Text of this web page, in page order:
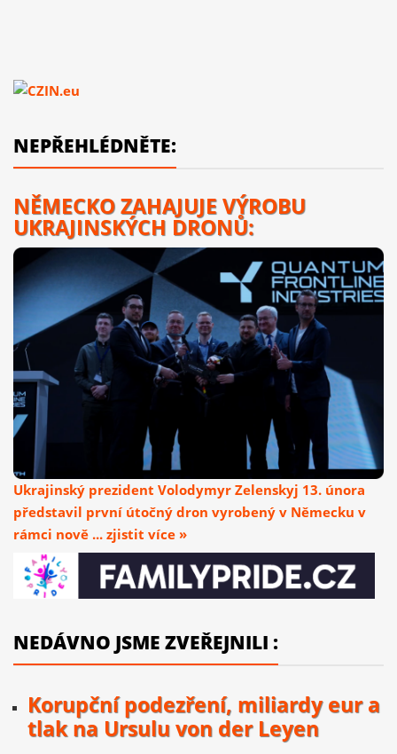
NEPŘEHLÉDNĚTE:
NĚMECKO ZAHAJUJE VÝROBU
UKRAJINSKÝCH DRONŮ:
Ukrajinský prezident Volodymyr Zelenskyj 13. února
představil první útočný dron vyrobený v Německu v
rámci nově ... zjistit více »
NEDÁVNO JSME ZVEŘEJNILI :
Korupční podezření, miliardy eur a
tlak na Ursulu von der Leyen